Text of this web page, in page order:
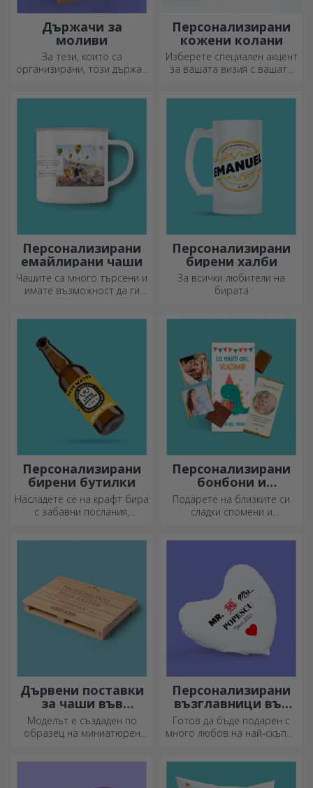
Държачи за
моливи
За тези, които са
организирани, този държач
Персонализирани
кожени колани
Изберете специален акцент
за вашата визия с вашата
стил!
Персонализирани
емайлирани чаши
Чашите са много търсени и
имате възможност да ги
носите със себе си, където
емайлираните не се чупят.
Персонализирани
бирени халби
За всички любители на
бирата
Персонализирани
бирени бутилки
Насладете се на крафт бира
с забавни послания,
Персонализирани
бонбони и
сладкиши
Подарете на близките си
сладки спомени и
подарете сладък
персонализиран подарък!
Дървени поставки
за чаши във
формата на палет
Моделът е създаден по
образец на миниатюрен
Персонализирани
възглавници във
формата на сърце
Готов да бъде подарен с
много любов на най-скъпия